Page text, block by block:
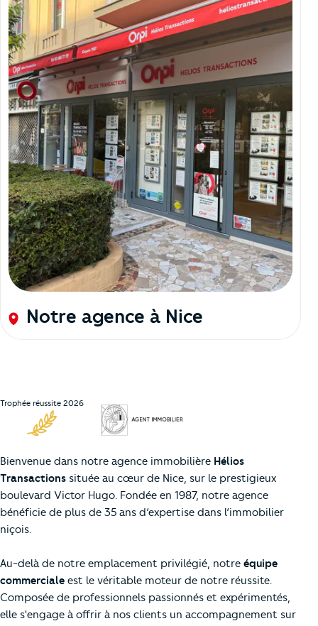
Notre agence à Nice
Trophée réussite 2026
Bienvenue dans notre agence immobilière Hélios
Transactions située au cœur de Nice, sur le prestigieux
boulevard Victor Hugo. Fondée en 1987, notre agence
bénéficie de plus de 35 ans d’expertise dans l’immobilier
niçois.
Au-delà de notre emplacement privilégié, notre équipe
commerciale est le véritable moteur de notre réussite.
Composée de professionnels passionnés et expérimentés,
elle s'engage à offrir à nos clients un accompagnement sur